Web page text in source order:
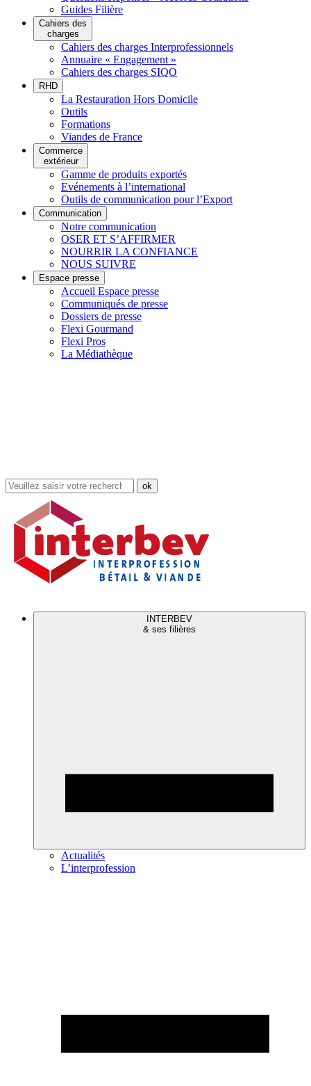
Guides Filière
Cahiers des
charges
Cahiers des charges Interprofessionnels
Annuaire « Engagement »
Cahiers des charges SIQO
RHD
La Restauration Hors Domicile
Outils
Formations
Viandes de France
Commerce
extérieur
Gamme de produits exportés
Evénements à l’international
Outils de communication pour l’Export
Communication
Notre communication
OSER ET S’AFFIRMER
NOURRIR LA CONFIANCE
NOUS SUIVRE
Espace presse
Accueil Espace presse
Communiqués de presse
Dossiers de presse
Flexi Gourmand
Flexi Pros
La Médiathèque
Rechercher
dans
site
INTERBEV
& ses filières
Actualités
L’interprofession